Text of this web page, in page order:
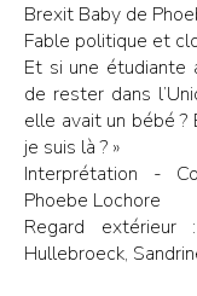
Brexit Baby de
Fable politique et
Et si une étudiante
de rester dans
elle avait un bébé ?
je suis là ? »
Interprétation -
Phoebe Lochore
Regard extérieur
Hullebroeck,